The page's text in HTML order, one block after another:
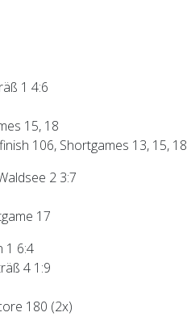
1 4:6
15, 18
106, Shortgames 13, 15, 18
2 3:7
17
1 6:4
4 1:9
180 (2x)